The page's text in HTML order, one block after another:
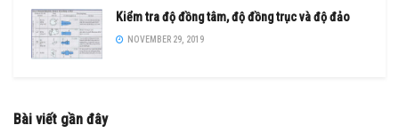
Kiểm tra độ đồng tâm, độ đồng trục và độ đảo
NOVEMBER 29, 2019
Bài viết gần đây